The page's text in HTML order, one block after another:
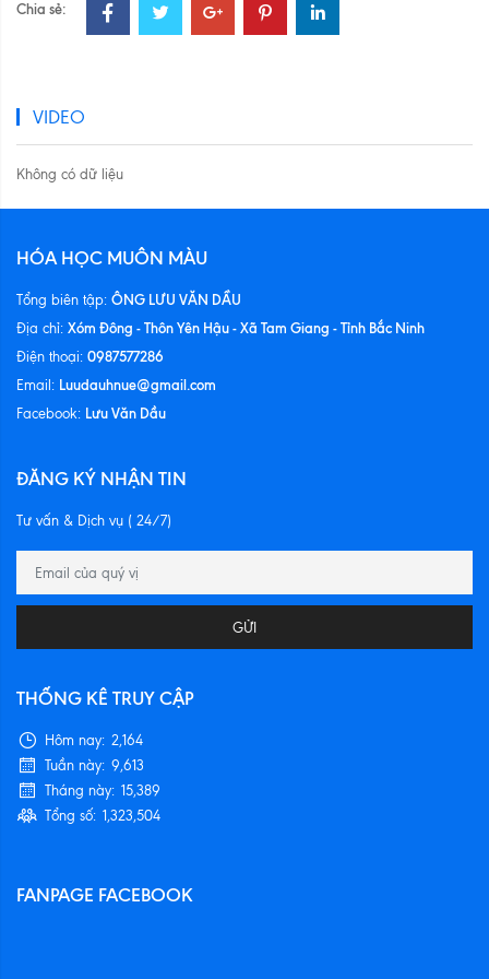
Chia sẻ:
VIDEO
Không có dữ liệu
HÓA HỌC MUÔN MÀU
Tổng biên tập: ÔNG LƯU VĂN DẦU
Địa chỉ: Xóm Đông - Thôn Yên Hậu - Xã Tam Giang - Tỉnh Bắc Ninh
Điện thoại: 0987577286
Email: Luudauhnue@gmail.com
Facebook: Lưu Văn Dầu
ĐĂNG KÝ NHẬN TIN
Tư vấn & Dịch vụ ( 24/7)
GỬI
THỐNG KÊ TRUY CẬP
Hôm nay: 2,164
Tuần này: 9,613
Tháng này: 15,389
Tổng số: 1,323,504
FANPAGE FACEBOOK